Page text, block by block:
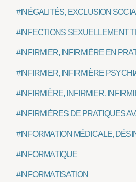
#INÉGALITÉS, EXCLUSION
#INFECTIONS SEXUELLEMENT
#INFIRMIER, INFIRMIÈRE EN
#INFIRMIER, INFIRMIÈRE
#INFIRMIÈRE, INFIRMIER,
#INFIRMIÈRES DE PRATIQUES
#INFORMATION MÉDICALE,
#INFORMATIQUE
#INFORMATISATION